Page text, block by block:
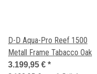
D-D Aqua-Pro Reef 1500
Metall Frame Tabacco Oak
3.199,95 € *